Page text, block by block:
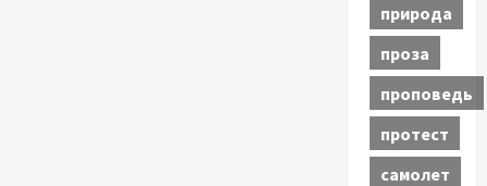
природа
проза
проповедь
протест
самолет